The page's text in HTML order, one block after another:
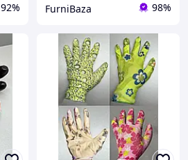
92% FurniBaza 98%